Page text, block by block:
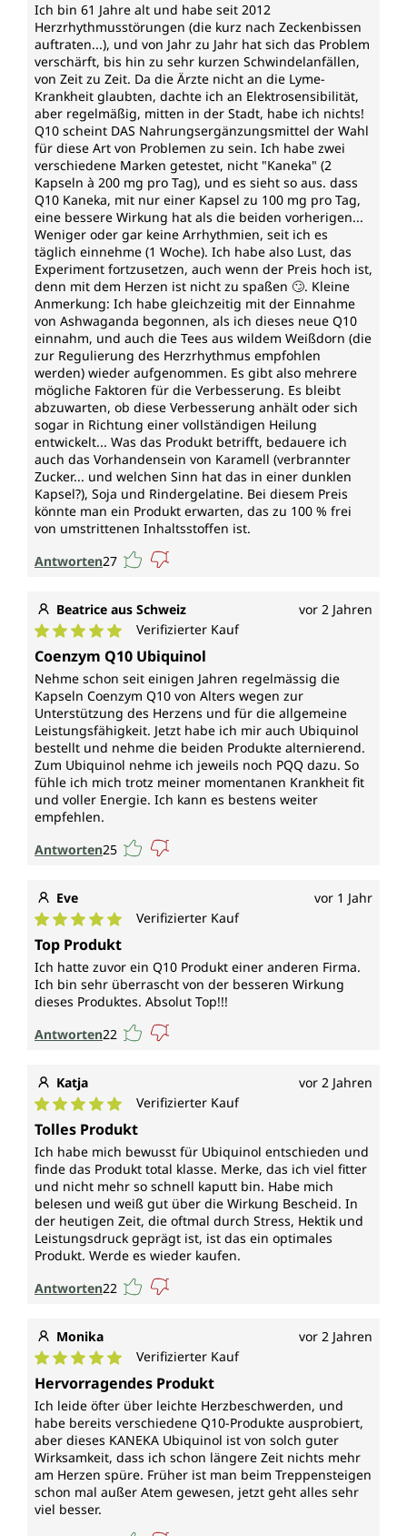
Ich bin 61 Jahre alt und habe seit 2012
Herzrhythmusstörungen (die kurz nach Zeckenbissen
auftraten...), und von Jahr zu Jahr hat sich das Problem
verschärft, bis hin zu sehr kurzen Schwindelanfällen,
von Zeit zu Zeit. Da die Ärzte nicht an die Lyme-
Krankheit glaubten, dachte ich an Elektrosensibilität,
aber regelmäßig, mitten in der Stadt, habe ich nichts!
Q10 scheint DAS Nahrungsergänzungsmittel der Wahl
für diese Art von Problemen zu sein. Ich habe zwei
verschiedene Marken getestet, nicht "Kaneka" (2
Kapseln à 200 mg pro Tag), und es sieht so aus. dass
Q10 Kaneka, mit nur einer Kapsel zu 100 mg pro Tag,
eine bessere Wirkung hat als die beiden vorherigen...
Weniger oder gar keine Arrhythmien, seit ich es
täglich einnehme (1 Woche). Ich habe also Lust, das
Experiment fortzusetzen, auch wenn der Preis hoch ist,
denn mit dem Herzen ist nicht zu spaßen 🙄. Kleine
Anmerkung: Ich habe gleichzeitig mit der Einnahme
von Ashwaganda begonnen, als ich dieses neue Q10
einnahm, und auch die Tees aus wildem Weißdorn (die
zur Regulierung des Herzrhythmus empfohlen
werden) wieder aufgenommen. Es gibt also mehrere
mögliche Faktoren für die Verbesserung. Es bleibt
abzuwarten, ob diese Verbesserung anhält oder sich
sogar in Richtung einer vollständigen Heilung
entwickelt... Was das Produkt betrifft, bedauere ich
auch das Vorhandensein von Karamell (verbrannter
Zucker... und welchen Sinn hat das in einer dunklen
Kapsel?), Soja und Rindergelatine. Bei diesem Preis
könnte man ein Produkt erwarten, das zu 100 % frei
von umstrittenen Inhaltsstoffen ist.
Antworten27
Beatrice aus Schweiz vor 2 Jahren
Durchschnittliche Bewertung von 5 von 5 Sternen
Verifizierter Kauf
Coenzym Q10 Ubiquinol
Nehme schon seit einigen Jahren regelmässig die
Kapseln Coenzym Q10 von Alters wegen zur
Unterstützung des Herzens und für die allgemeine
Leistungsfähigkeit. Jetzt habe ich mir auch Ubiquinol
bestellt und nehme die beiden Produkte alternierend.
Zum Ubiquinol nehme ich jeweils noch PQQ dazu. So
fühle ich mich trotz meiner momentanen Krankheit fit
und voller Energie. Ich kann es bestens weiter
empfehlen.
Antworten25
Eve vor 1 Jahr
Durchschnittliche Bewertung von 5 von 5 Sternen
Verifizierter Kauf
Top Produkt
Ich hatte zuvor ein Q10 Produkt einer anderen Firma.
Ich bin sehr überrascht von der besseren Wirkung
dieses Produktes. Absolut Top!!!
Antworten22
Katja vor 2 Jahren
Durchschnittliche Bewertung von 5 von 5 Sternen
Verifizierter Kauf
Tolles Produkt
Ich habe mich bewusst für Ubiquinol entschieden und
finde das Produkt total klasse. Merke, das ich viel fitter
und nicht mehr so schnell kaputt bin. Habe mich
belesen und weiß gut über die Wirkung Bescheid. In
der heutigen Zeit, die oftmal durch Stress, Hektik und
Leistungsdruck geprägt ist, ist das ein optimales
Produkt. Werde es wieder kaufen.
Antworten22
Monika vor 2 Jahren
Durchschnittliche Bewertung von 5 von 5 Sternen
Verifizierter Kauf
Hervorragendes Produkt
Ich leide öfter über leichte Herzbeschwerden, und
habe bereits verschiedene Q10-Produkte ausprobiert,
aber dieses KANEKA Ubiquinol ist von solch guter
Wirksamkeit, dass ich schon längere Zeit nichts mehr
am Herzen spüre. Früher ist man beim Treppensteigen
schon mal außer Atem gewesen, jetzt geht alles sehr
viel besser.